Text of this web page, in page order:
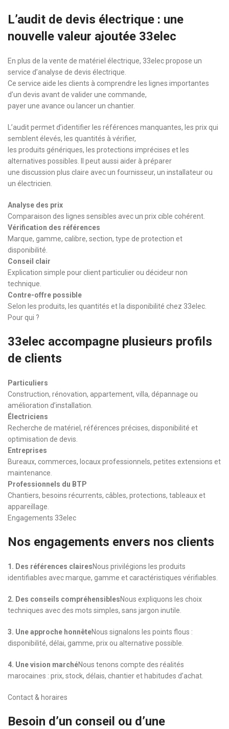
L’audit de devis électrique : une
nouvelle valeur ajoutée 33elec
En plus de la vente de matériel électrique, 33elec propose un
service d’analyse de devis électrique.
Ce service aide les clients à comprendre les lignes importantes
d’un devis avant de valider une commande,
payer une avance ou lancer un chantier.
L’audit permet d’identifier les références manquantes, les prix qui
semblent élevés, les quantités à vérifier,
les produits génériques, les protections imprécises et les
alternatives possibles. Il peut aussi aider à préparer
une discussion plus claire avec un fournisseur, un installateur ou
un électricien.
Analyse des prix
Comparaison des lignes sensibles avec un prix cible cohérent.
Vérification des références
Marque, gamme, calibre, section, type de protection et
disponibilité.
Conseil clair
Explication simple pour client particulier ou décideur non
technique.
Contre-offre possible
Selon les produits, les quantités et la disponibilité chez 33elec.
Pour qui ?
33elec accompagne plusieurs profils
de clients
Particuliers
Construction, rénovation, appartement, villa, dépannage ou
amélioration d’installation.
Électriciens
Recherche de matériel, références précises, disponibilité et
optimisation de devis.
Entreprises
Bureaux, commerces, locaux professionnels, petites extensions et
maintenance.
Professionnels du BTP
Chantiers, besoins récurrents, câbles, protections, tableaux et
appareillage.
Engagements 33elec
Nos engagements envers nos clients
1. Des références clairesNous privilégions les produits
identifiables avec marque, gamme et caractéristiques vérifiables.
2. Des conseils compréhensiblesNous expliquons les choix
techniques avec des mots simples, sans jargon inutile.
3. Une approche honnêteNous signalons les points flous :
disponibilité, délai, gamme, prix ou alternative possible.
4. Une vision marchéNous tenons compte des réalités
marocaines : prix, stock, délais, chantier et habitudes d’achat.
Contact & horaires
Besoin d’un conseil ou d’une